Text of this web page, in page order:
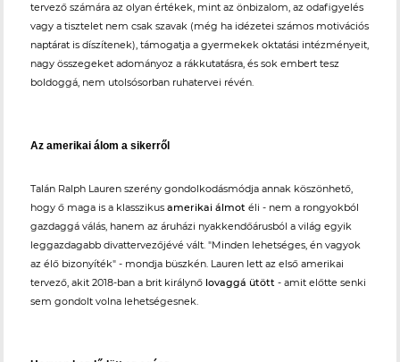
tervező számára az olyan értékek, mint az önbizalom, az odafigyelés
vagy a tisztelet nem csak szavak (még ha idézetei számos motivációs
naptárat is díszítenek), támogatja a gyermekek oktatási intézményeit,
nagy összegeket adományoz a rákkutatásra, és sok embert tesz
boldoggá, nem utolsósorban ruhatervei révén.
Az amerikai álom a sikerről
Talán Ralph Lauren szerény gondolkodásmódja annak köszönhető,
hogy ő maga is a klasszikus amerikai álmot éli - nem a rongyokból
gazdaggá válás, hanem az áruházi nyakkendőárusból a világ egyik
leggazdagabb divattervezőjévé vált. "Minden lehetséges, én vagyok
az élő bizonyíték" - mondja büszkén. Lauren lett az első amerikai
tervező, akit 2018-ban a brit királynő lovaggá ütött - amit előtte senki
sem gondolt volna lehetségesnek.